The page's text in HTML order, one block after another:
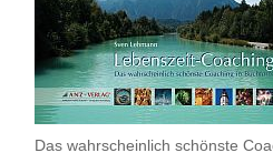
Das wahrscheinlich schönste